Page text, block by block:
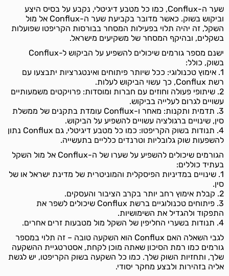
שער ה-Conflux, כמו כל מטבע דיגיטלי, נקבע על בסיס היצע
וביקוש בשוק. כאשר מדובר בקביעת שער ה-Conflux אל מול
השקל, זה יהיה תלוי בפעילות המסחר בבורסות הקריפטו שפועלות
בשקלים, ובהיקף המסחר של משקיעים מישראל.
ישנם מספר גורמים שיכולים להשפיע על הביקוש ל-Conflux
בשוק, כולל:
1. אימוץ טכנולוגי: ככל שיותר פיתוחים ואינטגרציות יתבצעו עם
רשת Conflux, כך עשוי הביקוש לעלות.
2. שיתופי פעולה וחוזים עם חברות ומוסדות: פרויקטים משמעותיים
עשויים לגרום לעלייה בביקוש.
3. תדמית ותקנות: מאחר ו-Conflux עומדת בתקנים של ממשלת
סין, שינויים ברגולציה עשויים להשפיע על הביקוש.
4. תנודות בשוק הקריפטו: כמו כל מטבע דיגיטלי, גם Conflux נתון
להשפעות שוק גלובליות וטרנדים כלליים בתעשייה.
הגורמים שיכולים להשפיע על שערו של ה-Conflux אל מול השקל
בעתיד כוללים:
1. שינויים במדיניות הפיסקלית והמוניטרית של מדינת ישראל או של
סין.
2. קבלת אימוץ רחב יותר בקרב הציבור והעסקים.
3. פיתוחים טכנולוגיים ברשת Conflux שיכולים לשפר את
התפקוד ולהגדיל את השימושיות.
4. תנודות בשערי החליפין של השקל מול מטבעות זרים אחרים.
לגבי השאלה האם Conflux הוא השקעה טובה – זה תלוי במספר
גורמים כמו רמת הסיכון שאתה מוכן לקחת, אסטרטגיית ההשקעה
שלך, ותחזיות השוק שלך. כמו כל השקעה בשוק הקריפטו, יש לגשת
אליה בזהירות ולבצע מחקר יסודי.